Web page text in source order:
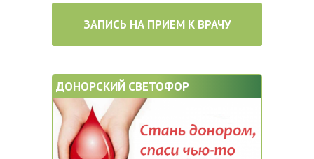
ЗАПИСЬ НА ПРИЕМ К ВРАЧУ
ДОНОРСКИЙ СВЕТОФОР